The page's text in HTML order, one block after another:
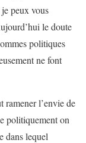
peux vous
le doute
politiques
ne font
l’envie de
politiquement on
dans lequel